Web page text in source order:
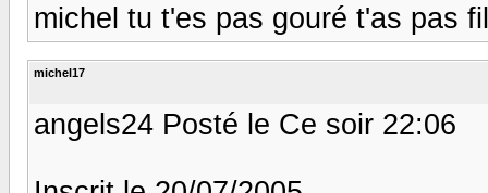
michel tu t'es pas gouré t'as pas
michel17
angels24 Posté le Ce soir 22:06